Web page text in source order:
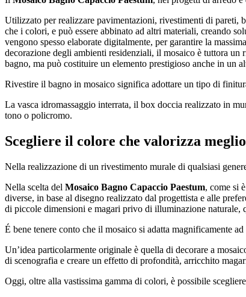
Utilizzato per realizzare pavimentazioni, rivestimenti di pareti,
che i colori, e può essere abbinato ad altri materiali, creando
vengono spesso elaborate digitalmente, per garantire la
decorazione degli ambienti residenziali, il mosaico è tuttora
bagno, ma può costituire un elemento prestigioso anche in un
Rivestire il bagno in mosaico significa adottare un tipo di
La vasca idromassaggio interrata, il box doccia realizzato in
tono o policromo.
Scegliere il colore che valorizza
Nella realizzazione di un rivestimento murale di qualsiasi
Nella scelta del Mosaico Bagno Capaccio Paestum, come si
diverse, in base al disegno realizzato dal progettista e alle
di piccole dimensioni e magari privo di illuminazione naturale,
É bene tenere conto che il mosaico si adatta magnificamente
Un’idea particolarmente originale è quella di decorare a
di scenografia e creare un effetto di profondità, arricchito
Oggi, oltre alla vastissima gamma di colori, è possibile